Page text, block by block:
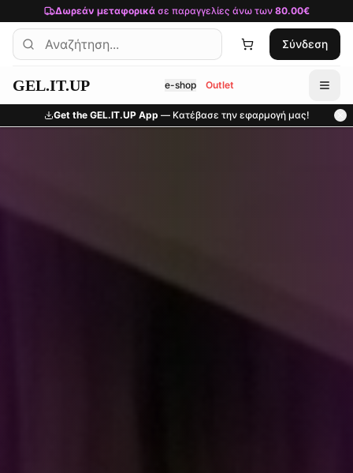
Μετάβαση στο κύριο περιεχόμενο
Δωρεάν μεταφορικάσε παραγγελίες άνω των 80.00€
Σύνδεση
GEL.IT.UP e-shop Outlet
Get the GEL.IT.UP App — Κατέβασε την εφαρμογή μας!